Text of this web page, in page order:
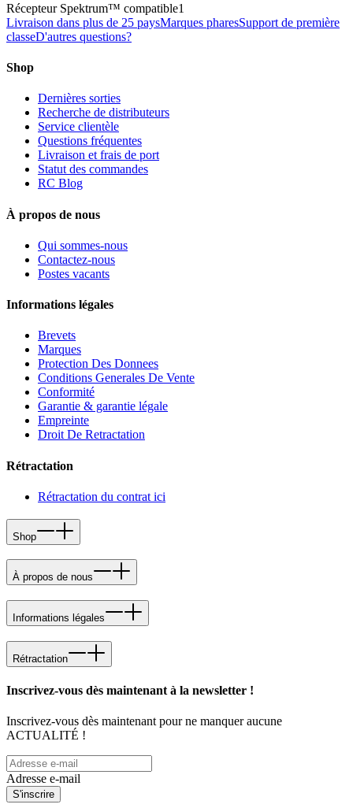
Récepteur Spektrum™ compatible1
Livraison dans plus de 25 paysMarques pharesSupport de première
classeD'autres questions?
Shop
Dernières sorties
Recherche de distributeurs
Service clientèle
Questions fréquentes
Livraison et frais de port
Statut des commandes
RC Blog
À propos de nous
Qui sommes-nous
Contactez-nous
Postes vacants
Informations légales
Brevets
Marques
Protection Des Donnees
Conditions Generales De Vente
Conformité
Garantie & garantie légale
Empreinte
Droit De Retractation
Rétractation
Rétractation du contrat ici
Shop
À propos de nous
Informations légales
Rétractation
Inscrivez-vous dès maintenant à la newsletter !
Inscrivez-vous dès maintenant pour ne manquer aucune
ACTUALITÉ !
Adresse e-mail
S'inscrire